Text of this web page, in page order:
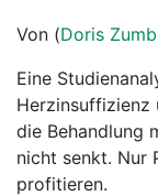
Ratgeber
Rubriken
Von (Doris
Eine
Herzinsuffizienz
die Behandlung
nicht senkt. Nur
profitieren.